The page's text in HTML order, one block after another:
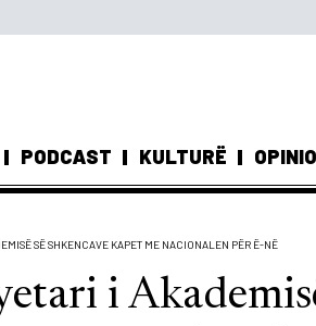
PODCAST KULTURË
SË SHKENCAVE KAPET ME NACIONALEN PËR Ë-NË
i